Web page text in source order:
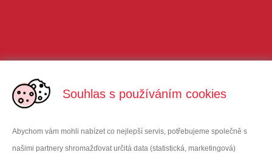
Souhlas s používáním cookies
Abychom vám mohli nabízet co nejlepší servis, potřebujeme společně s
našimi partnery shromažďovat určitá data (statistická, marketingová)